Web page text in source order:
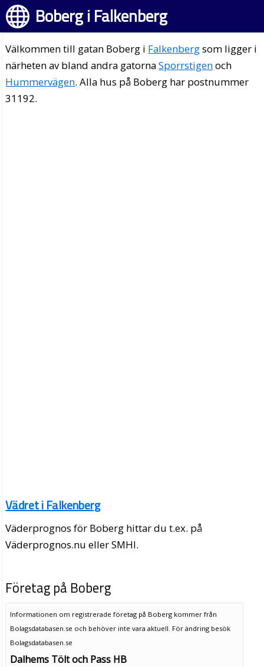
Boberg i Falkenberg
Välkommen till gatan Boberg i Falkenbergsom ligger i
närheten av bland andra gatornaSporrstigenoch
Hummervägen. Alla hus på Boberg har postnummer
31192.
Vädret i Falkenberg
Väderprognos för Boberg hittar du t.ex. på
Väderprognos.nu eller SMHI.
Företag på Boberg
Informationen om registrerade företag på Boberg kommer från
Bolagsdatabasen.se och behöver inte vara aktuell. För ändring besök
Bolagsdatabasen.se
Dalhems Tölt och Pass HB